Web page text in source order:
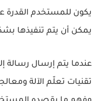
يكون للمستخدم القدرة
يمكن أن يتم تنفيذها
عندما يتم إرسال رسالة
تقنيات تعلّم الآلة